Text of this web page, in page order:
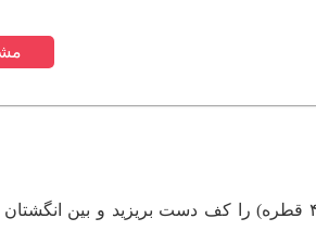
برای فعال‌سازی خواص روغن آرگان، چند قطره (۲ تا ۴ قطره) را کف دست